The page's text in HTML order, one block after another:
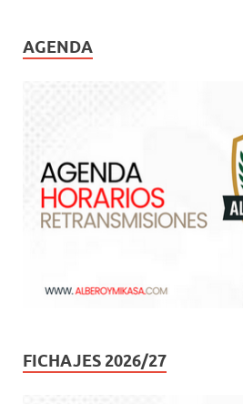
AGENDA
FICHAJES 2026/27